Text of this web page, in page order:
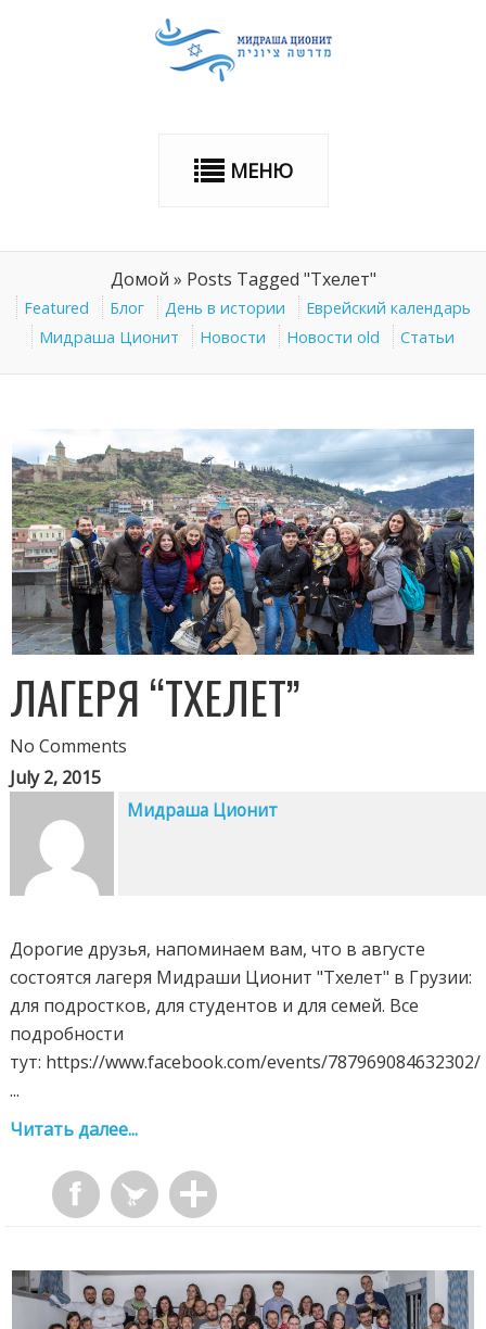
МЕНЮ
Домой » Posts Tagged "Тхелет"
Featured Блог День в истории
Еврейский календарь
Мидраша Ционит
Новости Новости old Статьи
ЛАГЕРЯ “ТХЕЛЕТ”
No Comments
July 2, 2015
Мидраша Ционит
Дорогие друзья, напоминаем вам, что в августе
состоятся лагеря Мидраши Ционит "Тхелет" в Грузии:
для подростков, для студентов и для семей. Все
подробности
тут: https://www.facebook.com/events/787969084632302/
...
Читать далее...